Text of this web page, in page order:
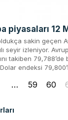
piyasaları 12
sakin geçen
seyir izleniyor.
takiben
endeksi
… 59 60